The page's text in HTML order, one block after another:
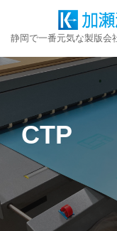
コ
ン
テ
ン
へ
キ
プ
静岡で一番元気な製版会
CTP